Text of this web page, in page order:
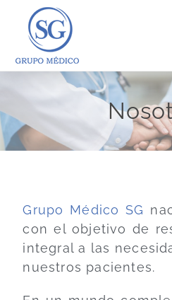
Grupo Médico SG
con el objetivo de
integral a las
nuestros pacientes.